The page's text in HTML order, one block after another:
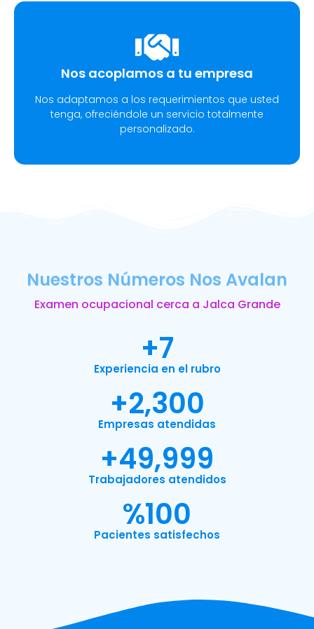
Nos acoplamos a tu empresa
Nos adaptamos a los requerimientos que usted
tenga, ofreciéndole un servicio totalmente
personalizado.
Nuestros Números Nos Avalan
Examen ocupacional cerca a Jalca Grande
Experiencia en el rubro
+7
Empresas atendidas
+2,300
Trabajadores atendidos
+49,999
Pacientes satisfechos
%100